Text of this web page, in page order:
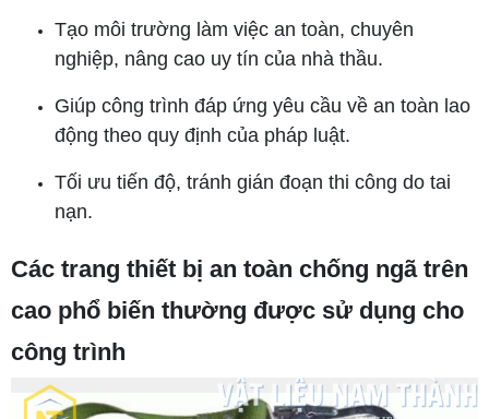
Tạo môi trường làm việc an toàn, chuyên
nghiệp, nâng cao uy tín của nhà thầu.
Giúp công trình đáp ứng yêu cầu về an toàn lao
động theo quy định của pháp luật.
Tối ưu tiến độ, tránh gián đoạn thi công do tai
nạn.
Các trang thiết bị an toàn chống ngã trên
cao phổ biến thường được sử dụng cho
công trình